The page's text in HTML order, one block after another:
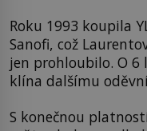
Roku 1993 koupila
Sanofi, což
jen prohloubilo. O
klína dalšímu
S konečnou